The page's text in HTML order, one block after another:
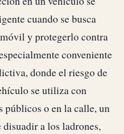
cuando se busca
y protegerlo contra
conveniente
donde el riesgo de
se utiliza con
públicos o en la calle, un
a los ladrones,